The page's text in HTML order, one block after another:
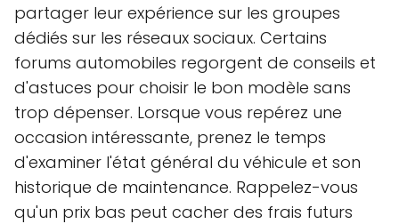
partager leur expérience sur les groupes
dédiés sur les réseaux sociaux. Certains
forums automobiles regorgent de conseils et
d'astuces pour choisir le bon modèle sans
trop dépenser. Lorsque vous repérez une
occasion intéressante, prenez le temps
d'examiner l'état général du véhicule et son
historique de maintenance. Rappelez-vous
qu'un prix bas peut cacher des frais futurs